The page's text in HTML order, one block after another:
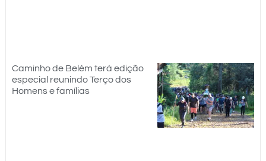
Caminho de Belém terá edição
especial reunindo Terço dos
Homens e famílias